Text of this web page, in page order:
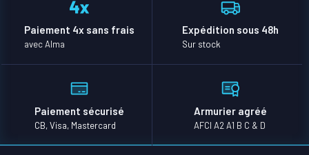
Paiement 4x sans frais
avec Alma
Expédition sous 48h
Sur stock
Paiement sécurisé
CB, Visa, Mastercard
Armurier agréé
AFCI A2 A1 B C & D